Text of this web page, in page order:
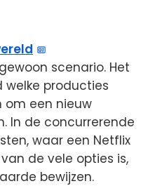
scenario. Het
welke producties
om een nieuw
In de concurrerende
waar een Netflix
de vele opties is,
bewijzen.